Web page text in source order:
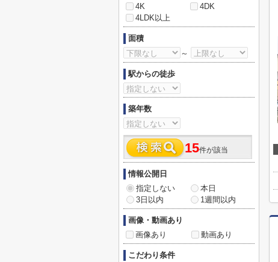
4K
4DK
4LDK以上
面積
～
駅からの徒歩
築年数
15件が該当
情報公開日
指定しない
本日
3日以内
1週間以内
画像・動画あり
画像あり
動画あり
こだわり条件